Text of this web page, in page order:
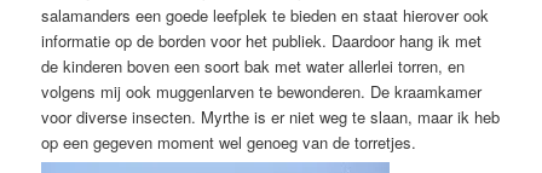
salamanders een goede leefplek te bieden en staat hierover ook
informatie op de borden voor het publiek. Daardoor hang ik met
de kinderen boven een soort bak met water allerlei torren, en
volgens mij ook muggenlarven te bewonderen. De kraamkamer
voor diverse insecten. Myrthe is er niet weg te slaan, maar ik heb
op een gegeven moment wel genoeg van de torretjes.